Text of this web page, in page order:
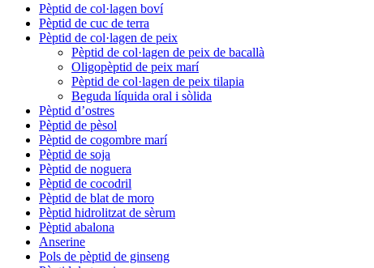
Pèptid de col·lagen boví
Pèptid de cuc de terra
Pèptid de col·lagen de peix
Pèptid de col·lagen de peix de bacallà
Oligopèptid de peix marí
Pèptid de col·lagen de peix tilapia
Beguda líquida oral i sòlida
Pèptid d’ostres
Pèptid de pèsol
Pèptid de cogombre marí
Pèptid de soja
Pèptid de noguera
Pèptid de cocodril
Pèptid de blat de moro
Pèptid hidrolitzat de sèrum
Pèptid abalona
Anserine
Pols de pèptid de ginseng